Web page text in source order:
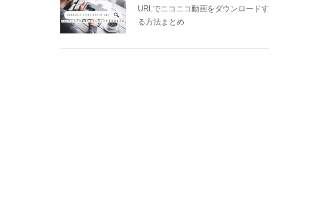
URLでニコニコ動画をダウンロードす
る方法まとめ